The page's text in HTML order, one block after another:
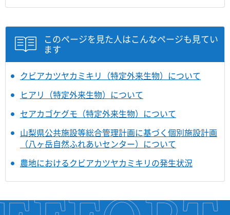
このページを見た人はこんなページも見てい
ます
クビアカツヤカミキリ（特定外来生物）について
ヒアリ（特定外来生物）について
セアカゴケグモ（特定外来生物）について
山梨県公共施設等総合管理計画に基づく個別施設計画
（八ヶ岳自然ふれあいセンター）について
農地におけるクビアカツヤカミキリの発生状況